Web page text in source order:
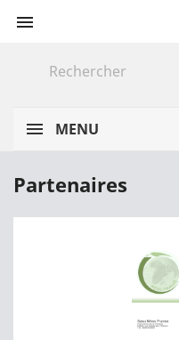

MENU
Partenaires